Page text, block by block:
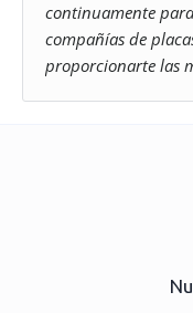
continuamente
compañías de
proporcionarte las